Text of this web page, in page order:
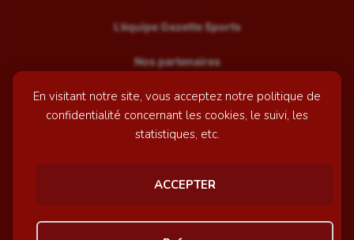
En visitant notre site, vous acceptez notre politique de
confidentialité concernant les cookies, le suivi, les
statistiques, etc.
ACCEPTER
L’équipe Gazette Sports
Nos partenaires
Recrutement
Mentions légales
© GazetteSports - 2026 | Site internet réalisé par